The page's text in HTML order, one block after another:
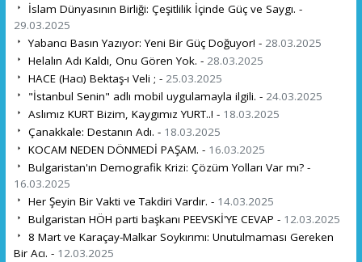
İslam Dünyasının Birliği: Çeşitlilik İçinde Güç ve Saygı. -
29.03.2025
Yabancı Basın Yazıyor: Yeni Bir Güç Doğuyor! - 28.03.2025
Helalın Adı Kaldı, Onu Gören Yok. - 28.03.2025
HACE (Hacı) Bektaş-ı Veli ; - 25.03.2025
"İstanbul Senin" adlı mobil uygulamayla ilgili. - 24.03.2025
Aslımız KURT Bizim, Kaygımız YURT..! - 18.03.2025
Çanakkale: Destanın Adı. - 18.03.2025
KOCAM NEDEN DÖNMEDİ PAŞAM. - 16.03.2025
Bulgaristan'ın Demografik Krizi: Çözüm Yolları Var mı? -
16.03.2025
Her Şeyin Bir Vakti ve Takdiri Vardır. - 14.03.2025
Bulgaristan HÖH parti başkanı PEEVSKİ'YE CEVAP - 12.03.2025
8 Mart ve Karaçay-Malkar Soykırımı: Unutulmaması Gereken
Bir Acı. - 12.03.2025